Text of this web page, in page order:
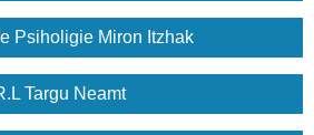
Psiholigie Miron Itzhak
Targu Neamt